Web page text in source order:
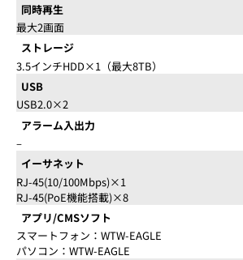
同時再生
最大2画面
ストレージ
3.5インチHDD×1（最大8TB）
USB
USB2.0×2
アラーム入出力
–
イーサネット
RJ-45(10/100Mbps)×1
RJ-45(PoE機能搭載)×8
アプリ/CMSソフト
スマートフォン：WTW-EAGLE
パソコン：WTW-EAGLE